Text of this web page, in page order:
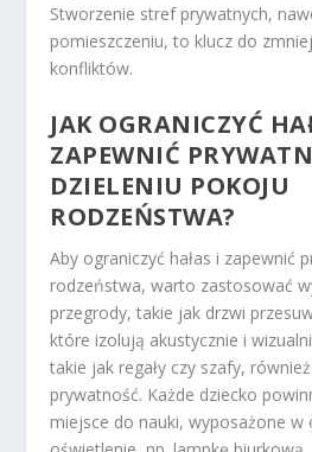
Stworzenie stref prywatnych,
pomieszczeniu, to klucz do
konfliktów.
JAK OGRANICZYĆ
ZAPEWNIĆ
DZIELENIU POKOJU
RODZEŃSTWA?
Aby ograniczyć hałas i zapewnić
rodzeństwa, warto zastosować
przegrody, takie jak drzwi
które izolują akustycznie i
takie jak regały czy szafy,
prywatność. Każde dziecko
miejsce do nauki, wyposażone w